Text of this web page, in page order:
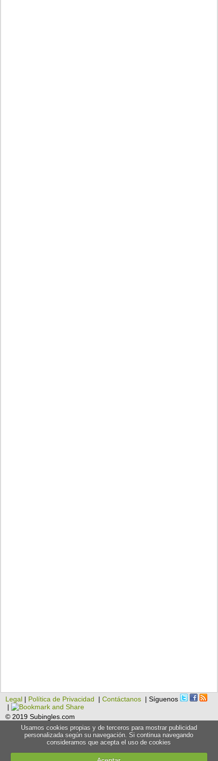
Legal | Política de Privacidad |Contáctanos | Síguenos
|
© 2019 Subingles.com
Usamos cookies propias y de terceros para mostrar publicidad
personalizada según su navegación. Si continua navegando
consideramos que acepta el uso de cookies